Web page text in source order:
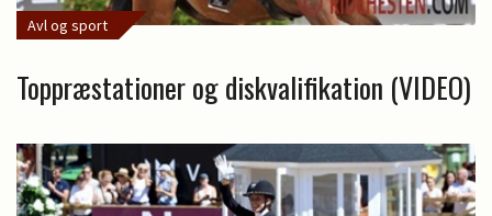
Avl og sport
Toppræstationer og diskvalifikation (VIDEO)